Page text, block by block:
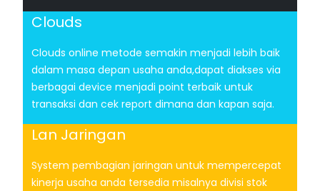
Clouds
Clouds online metode semakin menjadi lebih baik
dalam masa depan usaha anda,dapat diakses via
berbagai device menjadi point terbaik untuk
transaksi dan cek report dimana dan kapan saja.
Lan Jaringan
System pembagian jaringan untuk mempercepat
kinerja usaha anda tersedia misalnya divisi stok